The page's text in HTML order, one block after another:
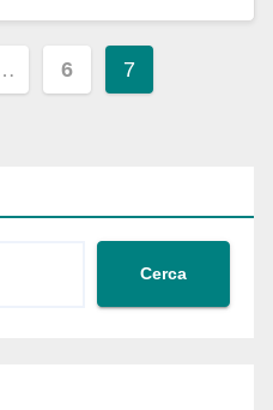
6 7
Cerca